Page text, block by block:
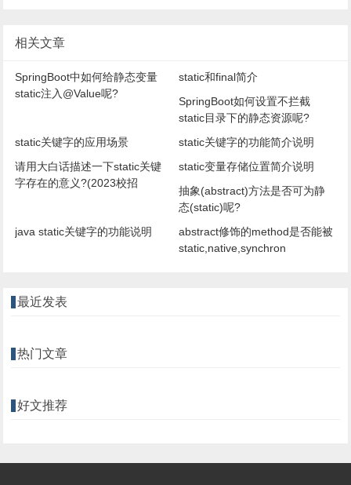
相关文章
SpringBoot中如何给静态变量
static注入@Value呢?
static和final简介
SpringBoot如何设置不拦截
static目录下的静态资源呢?
static关键字的应用场景
static关键字的功能简介说明
请用大白话描述一下static关键
字存在的意义?(2023校招
static变量存储位置简介说明
抽象(abstract)方法是否可为静
态(static)呢?
java static关键字的功能说明
abstract修饰的method是否能被
static,native,synchron
最近发表
热门文章
好文推荐